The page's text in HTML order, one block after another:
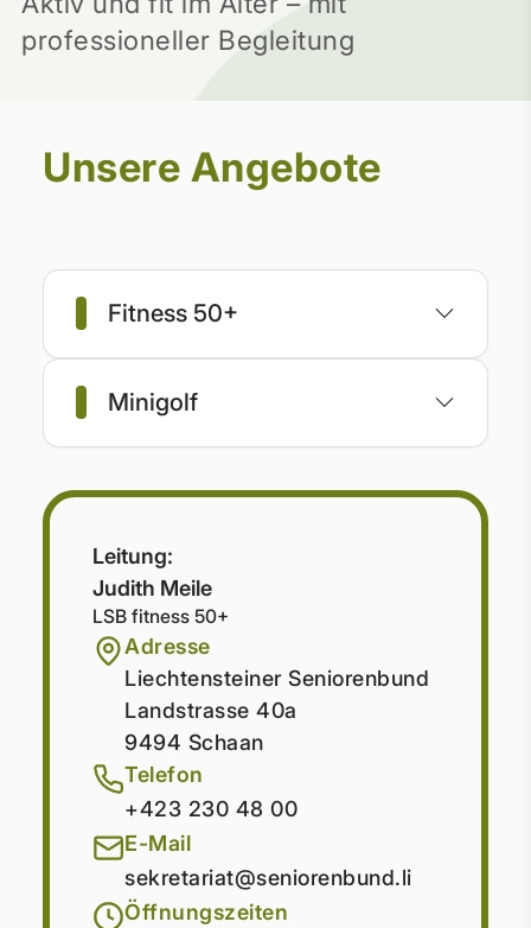
professioneller Begleitung
Unsere Angebote
Fitness 50+
Minigolf
Leitung:
Judith Meile
LSB fitness 50+
Adresse
Liechtensteiner Seniorenbund
Landstrasse 40a
9494 Schaan
Telefon
+423 230 48 00
E-Mail
sekretariat@seniorenbund.li
Öffnungszeiten